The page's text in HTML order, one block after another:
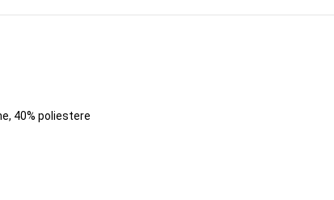
40% poliestere